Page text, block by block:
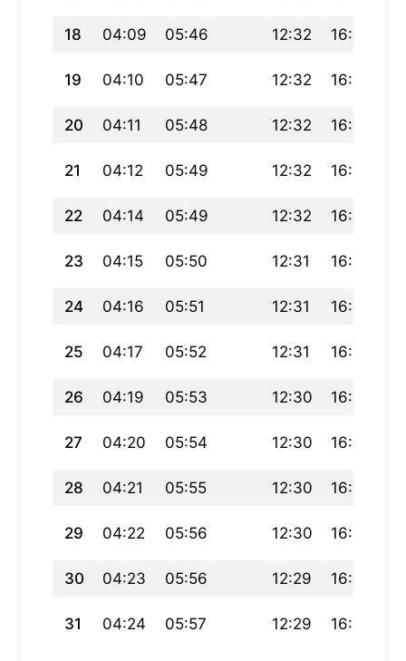
18 04:09 05:46 12:32 16:18
19 04:10 05:47 12:32 16:18
20 04:11 05:48 12:32 16:17
21 04:12 05:49 12:32 16:17
22 04:14 05:49 12:32 16:16
23 04:15 05:50 12:31 16:15
24 04:16 05:51 12:31 16:14
25 04:17 05:52 12:31 16:14
26 04:19 05:53 12:30 16:13
27 04:20 05:54 12:30 16:12
28 04:21 05:55 12:30 16:11
29 04:22 05:56 12:30 16:11
30 04:23 05:56 12:29 16:10
31 04:24 05:57 12:29 16:09